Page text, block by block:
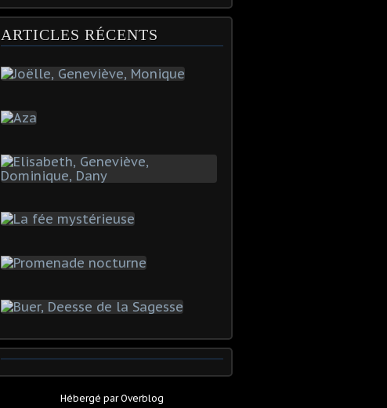
ARTICLES RÉCENTS
Hébergé parOverblog